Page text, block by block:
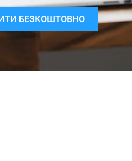
БЕЗКОШТОВНО